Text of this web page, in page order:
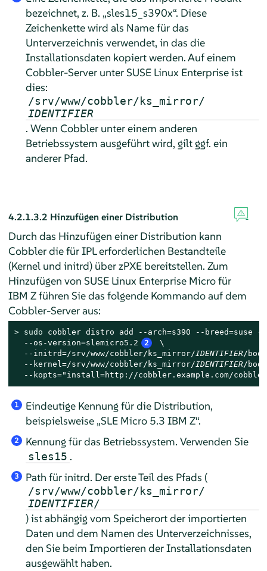
bezeichnet, z. B. „sles15_s390x“. Diese
Zeichenkette wird als Name für das
Unterverzeichnis verwendet, in das die
Installationsdaten kopiert werden. Auf einem
Cobbler-Server unter SUSE Linux Enterprise ist
dies:
/srv/www/cobbler/ks_mirror/
IDENTIFIER
. Wenn Cobbler unter einem anderen
Betriebssystem ausgeführt wird, gilt ggf. ein
anderer Pfad.
4.2.1.3.2 Hinzufügen einer Distribution
Durch das Hinzufügen einer Distribution kann
Cobbler die für IPL erforderlichen Bestandteile
(Kernel und initrd) über zPXE bereitstellen. Zum
Hinzufügen von SUSE Linux Enterprise Microfür
IBM Z führen Sie das folgende Kommando auf dem
Cobbler-Server aus:
> sudo cobbler distro add --arch=s390 --breed=suse --
  --os-version=
slemicro5.2 2
\
  --initrd=/srv/www/cobbler/ks_mirror/
IDENTIFIER/
  --kernel=/srv/www/cobbler/ks_mirror/
IDENTIFIER/
--kopts="install=http://cobbler.example.com/
1
Eindeutige Kennung für die Distribution,
beispielsweise„SLE Micro 5.3 IBM Z“.
2 Kennung für das Betriebssystem. Verwenden Sie
sles15 .
3 Path für initrd. Der erste Teil des Pfads (
/srv/www/cobbler/ks_mirror/
IDENTIFIER/
) ist abhängig vom Speicherort der importierten
Daten und dem Namen des Unterverzeichnisses,
den Sie beim Importieren der Installationsdaten
ausgewählt haben.